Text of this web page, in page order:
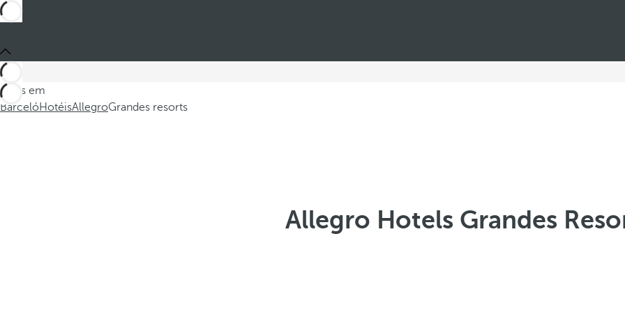
Estes em
BarcelóHotéisAllegroGrandes resorts
Allegro Hotels Grandes